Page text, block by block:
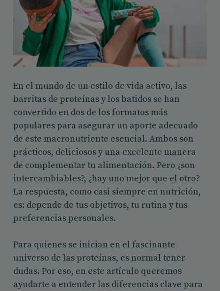
En el mundo de un estilo de vida activo, las
barritas de proteínas y los batidos se han
convertido en dos de los formatos más
populares para asegurar un aporte adecuado
de este macronutriente esencial. Ambos son
prácticos, deliciosos y una excelente manera
de complementar tu alimentación. Pero ¿son
intercambiables?, ¿hay uno mejor que el otro?
La respuesta, como casi siempre en nutrición,
es: depende de tus objetivos, tu rutina y tus
preferencias personales.
Para quienes se inician en el fascinante
universo de las proteínas, es normal tener
dudas. Por eso, en este artículo queremos
ayudarte a entender las diferencias clave para